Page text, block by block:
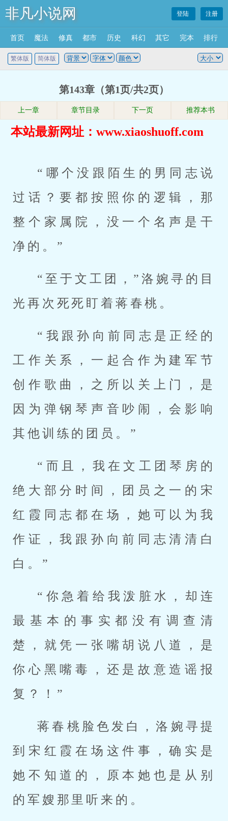
非凡小说网 登陆 注册
首页 魔法 修真 都市 历史 科幻 其它 完本 排行
繁体版 简体版
第143章（第1页/共2页）
上一章 章节目录 下一页 推荐本书
本站最新网址：www.xiaoshuoff.com
“哪个没跟陌生的男同志说
过话？要都按照你的逻辑，那
整个家属院，没一个名声是干
净的。”
“至于文工团，”洛婉寻的目
光再次死死盯着蒋春桃。
“我跟孙向前同志是正经的
工作关系，一起合作为建军节
创作歌曲，之所以关上门，是
因为弹钢琴声音吵闹，会影响
其他训练的团员。”
“而且，我在文工团琴房的
绝大部分时间，团员之一的宋
红霞同志都在场，她可以为我
作证，我跟孙向前同志清清白
白。”
“你急着给我泼脏水，却连
最基本的事实都没有调查清
楚，就凭一张嘴胡说八道，是
你心黑嘴毒，还是故意造谣报
复？！”
蒋春桃脸色发白，洛婉寻提
到宋红霞在场这件事，确实是
她不知道的，原本她也是从别
的军嫂那里听来的。